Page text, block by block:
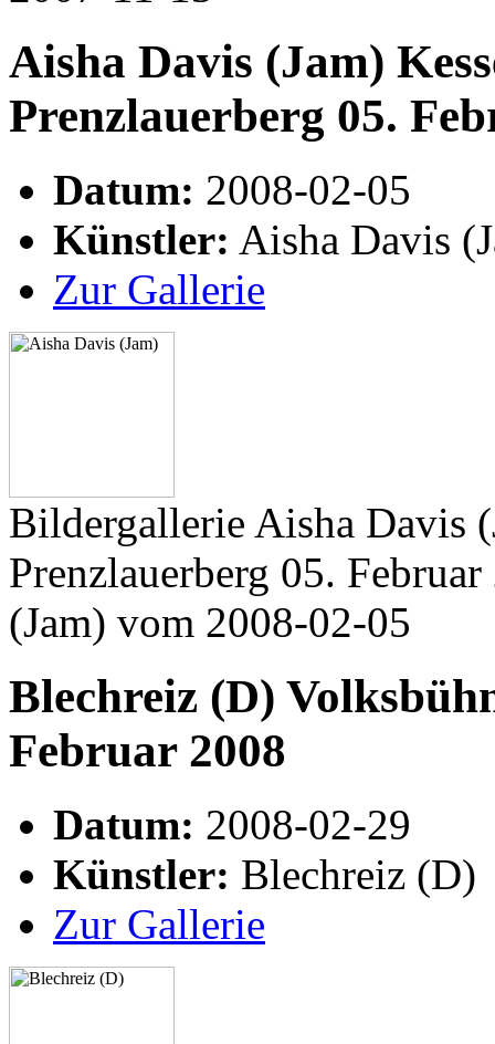
Aisha Davis (Jam)
Prenzlauerberg 05.
Datum: 2008-02-05
Künstler: Aisha Davis
Zur Gallerie
Bildergallerie Aisha Davis
Prenzlauerberg 05.
(Jam) vom 2008-02-05
Blechreiz (D)
Februar 2008
Datum: 2008-02-29
Künstler: Blechreiz (D)
Zur Gallerie